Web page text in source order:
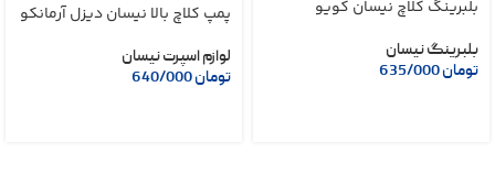
بلبرینگ کلاچ نیسان کویو
بلبرینگ نیسان
تومان
پمپ کلاچ بالا نیسان دیزل آرمانکو
لوازم اسپرت نیسان
تومان